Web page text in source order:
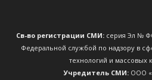
Св-во регистрации СМИ:серия Эл №
Федеральной службой по надзору в
технологий и массовых
Учредитель СМИ: ООО